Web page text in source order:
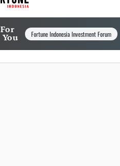
For
You Fortune Indonesia Investment Forum